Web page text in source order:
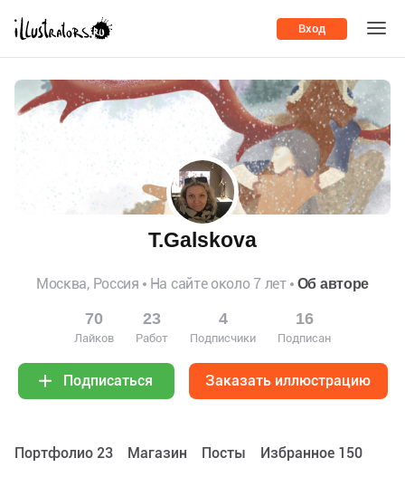
Вход
T.Galskova
Москва, Россия На сайте около 7 лет Об авторе
70
Лайков
23
Работ
4
Подписчики
16
Подписан
Подписаться Заказать иллюстрацию
Портфолио 23 Maгазин Посты Избранное 150